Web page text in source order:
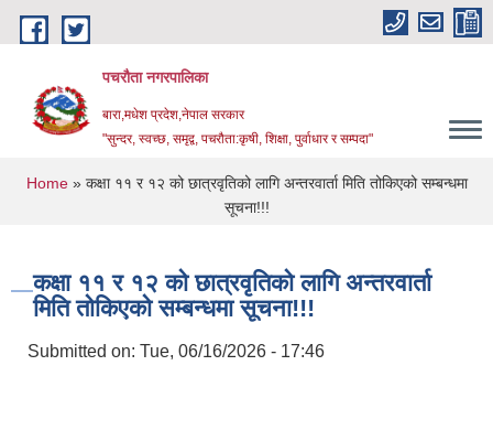
Skip to main content
पचरौता नगरपालिका
बारा,मधेश प्रदेश,नेपाल सरकार
"सुन्दर, स्वच्छ, समृद्व, पचरौता:कृषी, शिक्षा, पुर्वाधार र सम्पदा"
You are here
Home» कक्षा ११ र १२ को छात्रवृतिको लागि अन्तरवार्ता मिति तोकिएको सम्बन्धमा
सूचना!!!
कक्षा ११ र १२ को छात्रवृतिको लागि अन्तरवार्ता
मिति तोकिएको सम्बन्धमा सूचना!!!
Submitted on: Tue, 06/16/2026 - 17:46